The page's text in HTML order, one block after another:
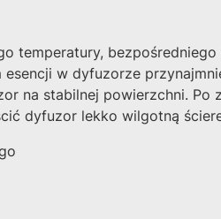
temperatury,
w dyfuzorze
na stabilnej powierzchni. Po
dyfuzor lekko wilgotną